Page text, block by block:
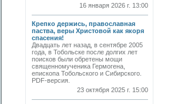
16 января 2026 г. 13:00
Крепко держись, православная
паства, веры Христовой как якоря
спасения!
Двадцать лет назад, в сентябре 2005
года, в Тобольске после долгих лет
поисков были обретены мощи
священномученика Гермогена,
епископа Тобольского и Сибирского.
PDF-версия.
23 октября 2025 г. 15:00